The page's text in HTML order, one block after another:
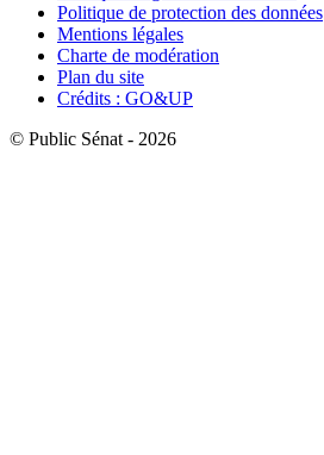
Politique de protection des données
Mentions légales
Charte de modération
Plan du site
Crédits : GO&UP
© Public Sénat - 2026